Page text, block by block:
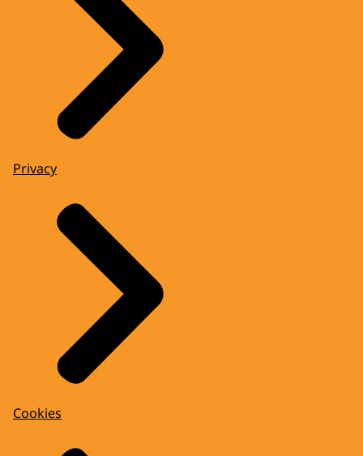
Privacy
Cookies